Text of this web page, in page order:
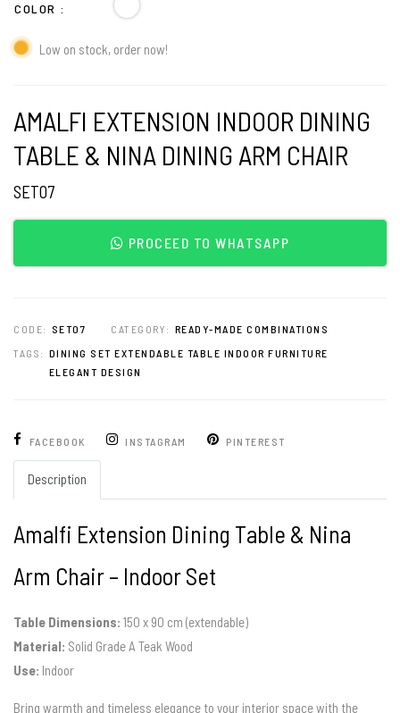
COLOR
Low on stock, order now!
AMALFI EXTENSION INDOOR DINING
TABLE & NINA DINING ARM CHAIR
SET07
PROCEED TO WHATSAPP
CODE: SET07 CATEGORY: READY-MADE COMBINATIONS
TAGS: DINING SET EXTENDABLE TABLE INDOOR FURNITURE
ELEGANT DESIGN
FACEBOOK INSTAGRAM PINTEREST
Description
Amalfi Extension Dining Table & Nina
Arm Chair – Indoor Set
Table Dimensions: 150 x 90 cm (extendable)
Material: Solid Grade A Teak Wood
Use: Indoor
Bring warmth and timeless elegance to your interior space with the